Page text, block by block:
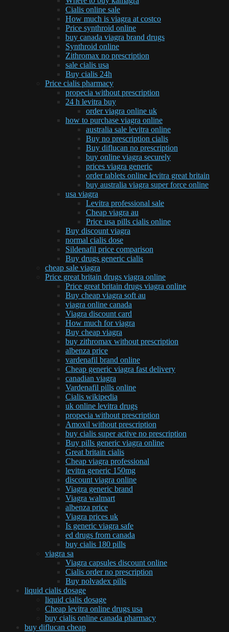
Cialis online sale
How much is viagra at costco
Price synthroid online
buy canada viagra brand drugs
Synthroid online
Zithromax no prescription
sale cialis usa
Buy cialis 24h
Price cialis pharmacy
propecia without prescription
24 h levitra buy
order viagra online uk
how to purchase viagra online
australia sale levitra online
Buy no prescription cialis
Buy diflucan no prescription
buy online viagra securely
prices viagra generic
order tablets online levitra great britain
buy australia viagra super force online
usa viagra
Levitra professional sale
Cheap viagra au
Price usa pills cialis online
Buy discount viagra
normal cialis dose
Sildenafil price comparison
Buy drugs generic cialis
cheap sale viagra
Price great britain drugs viagra online
Price great britain drugs viagra online
Buy cheap viagra soft au
viagra online canada
Viagra discount card
How much for viagra
Buy cheap viagra
buy zithromax without prescription
albenza price
vardenafil brand online
Cheap generic viagra fast delivery
canadian viagra
Vardenafil pills online
Cialis wikipedia
uk online levitra drugs
propecia without prescription
Amoxil without prescription
buy cialis super active no prescription
Buy pills generic viagra online
Great britain cialis
Cheap viagra professional
levitra generic 150mg
discount viagra online
Viagra generic brand
Viagra walmart
albenza price
Viagra prices uk
Is generic viagra safe
ed drugs from canada
buy cialis 180 pills
viagra sa
Viagra capsules discount online
Cialis order no prescription
Buy nolvadex pills
liquid cialis dosage
liquid cialis dosage
Cheap levitra online drugs usa
buy cialis online canada pharmacy
buy diflucan cheap